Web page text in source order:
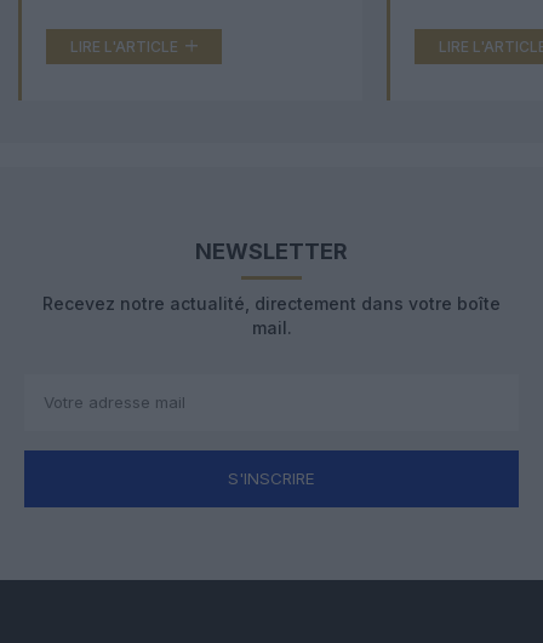
LIRE L'ARTICLE LIRE
NEWSLETTER
Recevez notre actualité, directement dans votre boîte
mail.
S'INSCRIRE